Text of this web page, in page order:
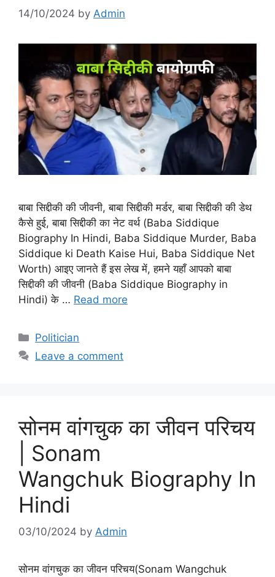
14/10/2024 by Admin
बाबा सिद्दीकी की जीवनी, बाबा सिद्दीकी मर्डर, बाबा सिद्दीकी की डेथ
कैसे हुई, बाबा सिद्दीकी का नेट वर्थ (Baba Siddique
Biography In Hindi, Baba Siddique Murder, Baba
Siddique ki Death Kaise Hui, Baba Siddique Net
Worth) आइए जानते हैं इस लेख में, हमने यहाँ आपको बाबा
सिद्दीकी की जीवनी (Baba Siddique Biography in
Hindi) के … Read more
Categories
Politician
Leave a comment
सोनम वांगचुक का जीवन परिचय
| Sonam
Wangchuk Biography In
Hindi
03/10/2024 by Admin
सोनम वांगचुक का जीवन परिचय(Sonam Wangchuk